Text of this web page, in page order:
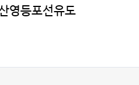
영등포선유도